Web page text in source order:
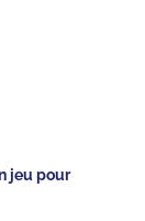
jeu pour